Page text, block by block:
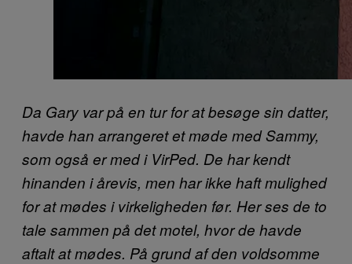
Da Gary var på en tur for at besøge sin datter,
havde han arrangeret et møde med Sammy,
som også er med i VirPed. De har kendt
hinanden i årevis, men har ikke haft mulighed
for at mødes i virkeligheden før. Her ses de to
tale sammen på det motel, hvor de havde
aftalt at mødes. På grund af den voldsomme